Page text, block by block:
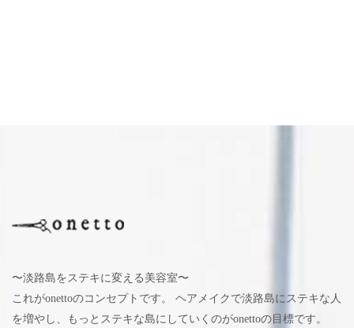
〜淡路島をステキに変える美容室〜
これがonettoのコンセプトです。 ヘアメイクで淡路島にステキな人
を増やし、もっとステキな島にしていくのがonettoの目標です。